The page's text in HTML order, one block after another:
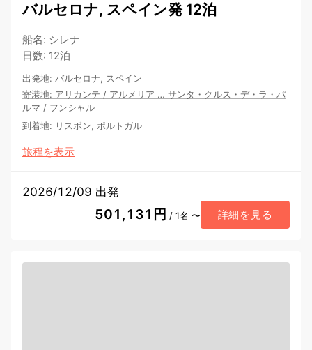
バルセロナ, スペイン発 12泊
船名: シレナ
日数: 12泊
出発地: バルセロナ, スペイン
寄港地: アリカンテ / アルメリア … サンタ・クルス・デ・ラ・パ
ルマ / フンシャル
到着地: リスボン, ポルトガル
旅程を表示
2026/12/09 出発
501,131円 / 1名 〜 詳細を見る